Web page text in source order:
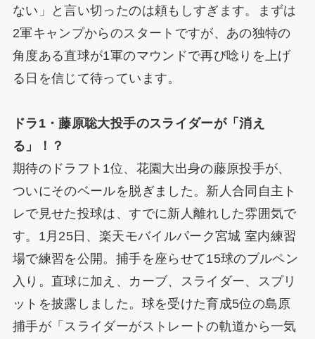
ない」と言い切ったのは頼もしすぎます。まずは
2軍キャンプからのスタートですが、あの独特の
角度ある直球が1軍のマウンドで再び唸りを上げ
る日を信じて待っています。
ドラ1・藤原聡大投手のスライダーが「消え
る」！？
期待のドラフト1位、花園大出身の藤原投手が、
ついにそのベールを脱ぎました。新人合同自主ト
レで見せた投球は、すでに新人離れした雰囲気で
す。1月25日、楽天モバイルパーク宮城 室内練習
場で練習を公開。捕手を座らせて15球のブルペン
入り。直球に加え、カーブ、スライダー、スプリ
ットを披露しました。球を受けた育成5位の島原
捕手が「スライダーがストレートの軌道から一気